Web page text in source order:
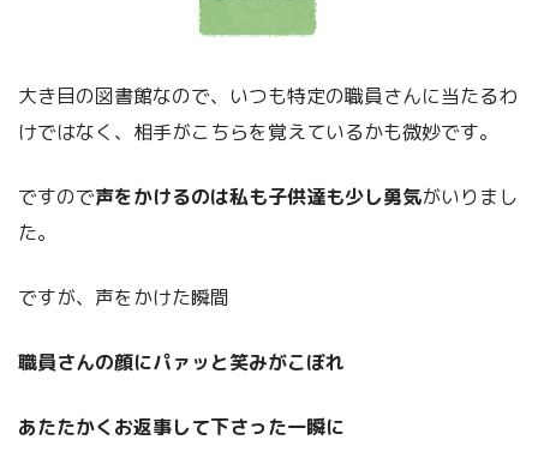
大き目の図書館なので、いつも特定の職員さんに当たるわ
けではなく、相手がこちらを覚えているかも微妙です。
ですので声をかけるのは私も子供達も少し勇気がいりまし
た。
ですが、声をかけた瞬間
職員さんの顔にパァッと笑みがこぼれ
あたたかくお返事して下さった一瞬に